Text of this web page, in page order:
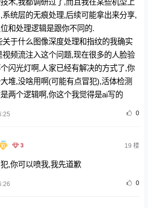
系统层的无痕处理,后续可能拿出来分享,
和处理逻辑是跟你不同的.
关于什么图像深度处理和指纹的我确实
视频流注入这个问题,现在很多的人脸验
闪光灯啊,人家已经有解决的方式了,你
堆,没啥用啊(可能有点冒犯),活体检测
两个逻辑啊,你这个我觉得是ai写的
0
3 19 楼
,你可以喷我,我先道歉
0